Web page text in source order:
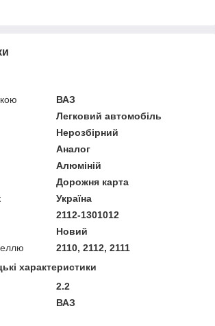
ВАЗ
Легковий автомобіль
Нерозбірний
Аналог
Алюміній
Дорожня карта
Україна
2112-1301012
Новий
2110, 2112, 2111
характеристики
2.2
ВАЗ